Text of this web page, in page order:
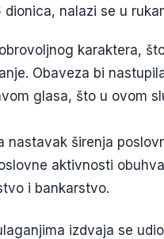
nalazi se u
karaktera,
Obaveza bi
glasa, što u ovom
nastavak širenja
aktivnosti
i bankarstvo.
izdvaja se